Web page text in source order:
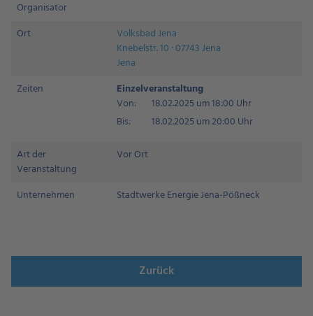
Organisator
Ort
Volksbad Jena
Knebelstr. 10 · 07743 Jena
Jena
Zeiten
Einzelveranstaltung
Von:
18.02.2025 um 18:00 Uhr
Bis:
18.02.2025 um 20:00 Uhr
Art der
Veranstaltung
Vor Ort
Unternehmen Stadtwerke Energie Jena-Pößneck
Zurück